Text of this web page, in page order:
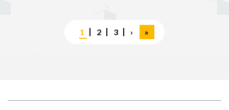
Page
courante
1 Page
2 Page
3
Page
suivante
›
Dernière
page
»